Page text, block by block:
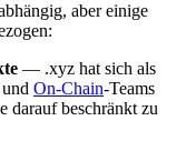
aber einige
— .xyz hat sich als
On-Chain-Teams
darauf beschränkt zu